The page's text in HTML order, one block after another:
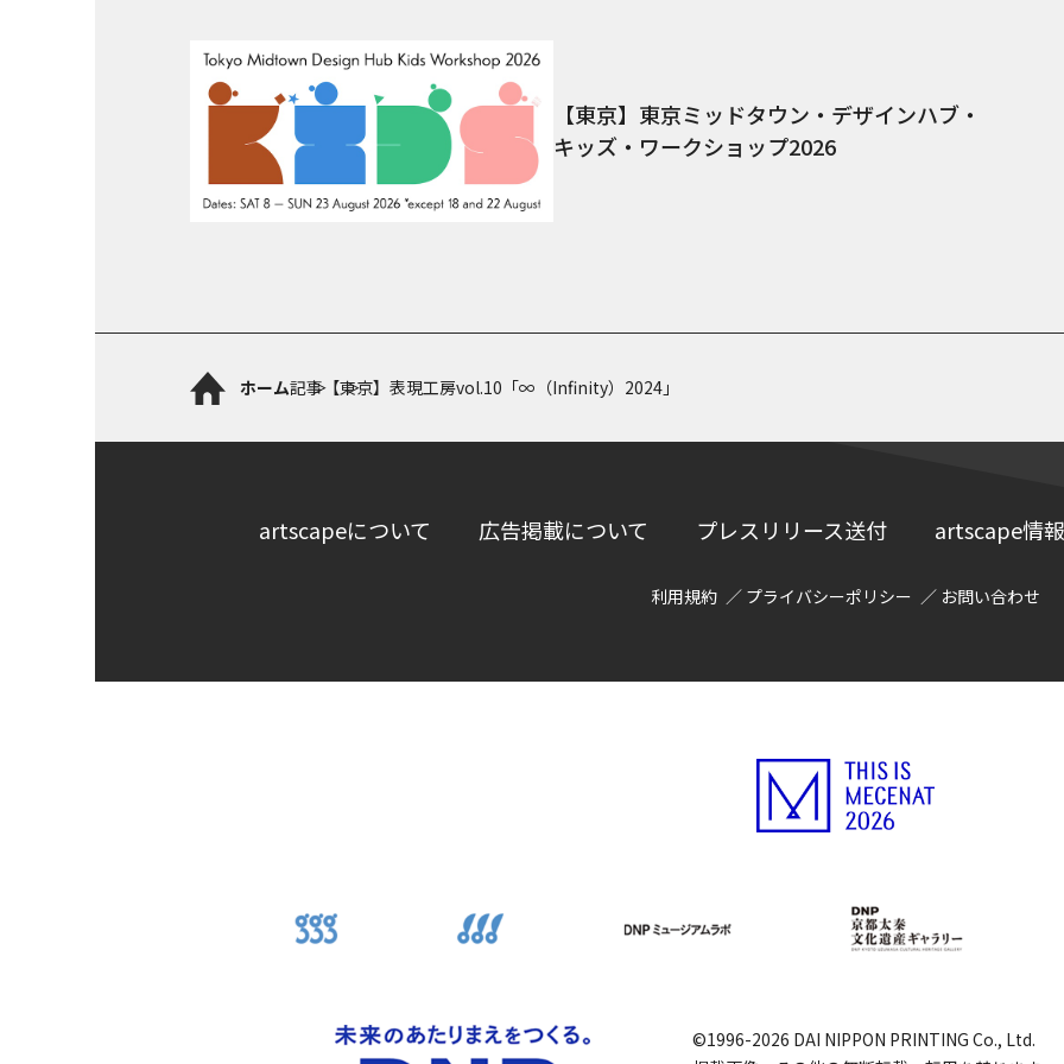
【東京】東京ミッドタウン・デザインハブ・
キッズ・ワークショップ2026
ホーム記事【東京】表現工房vol.10「∞（Infinity）2024」
artscapeについて 広告掲載について プレスリリース送付 artscape情
利用規約 プライバシーポリシー お問い合わせ
©1996-2026 DAI NIPPON PRINTING Co., Ltd.